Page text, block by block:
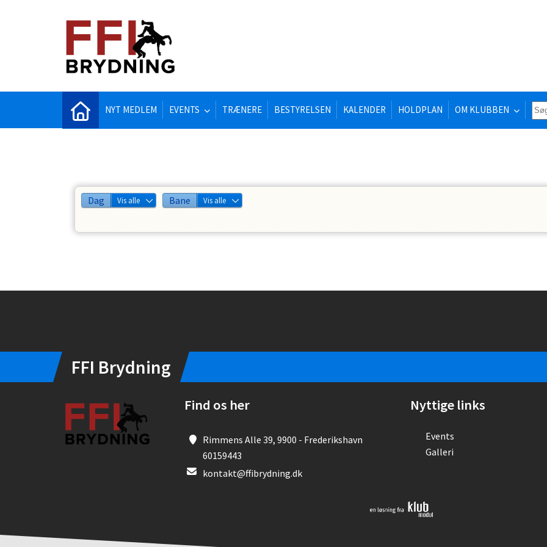
NYT MEDLEM EVENTS TRÆNERE BESTYRELSEN KALENDER HOLDPLAN OM KLUBBEN
Dag Vis alle Bane Vis alle
FFI Brydning
Find os her
Rimmens Alle 39, 9900 - Frederikshavn
60159443
kontakt@ffibrydning.dk
Nyttige links
Events
Galleri